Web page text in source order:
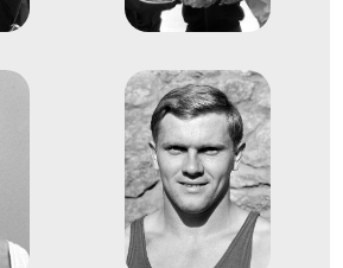
Finnország
bajnokság